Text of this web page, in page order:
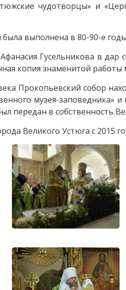
чудотворцы» и
была выполнена в 80-90-е
Гусельникова в
копия знаменитой работы
Прокопьевский собор
музея-заповедника»
передан в собственность
Великого Устюга с 2015